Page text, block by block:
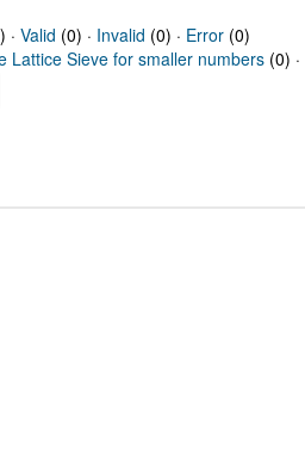
· Valid (0) · Invalid (0) · Error(0)
Lattice Sieve for smaller numbers (0) ·